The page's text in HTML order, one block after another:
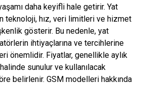
daha keyifli hale getirir. Yat
teknoloji, hız, veri limitleri ve hizmet
gösterir. Bu nedenle, yat
ihtiyaçlarına ve tercihlerine
önemlidir. Fiyatlar, genellikle aylık
sunulur ve kullanılacak
belirlenir. GSM modelleri hakkında